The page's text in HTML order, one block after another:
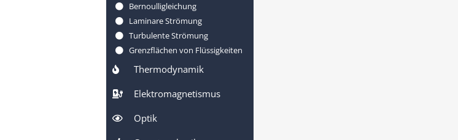
Bernoulligleichung
Laminare Strömung
Turbulente Strömung
Grenzflächen von Flüssigkeiten
Thermodynamik
Elektromagnetismus
Optik